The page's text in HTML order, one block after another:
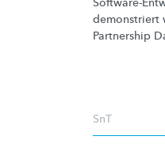
demonstriert
Partnership
SnT